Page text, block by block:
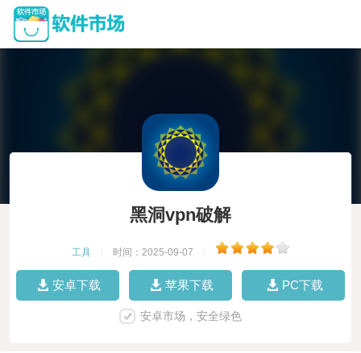
黑洞vpn破解
工具 时间：2025-09-07
安卓下载 苹果下载 PC下载
安卓市场，安全绿色